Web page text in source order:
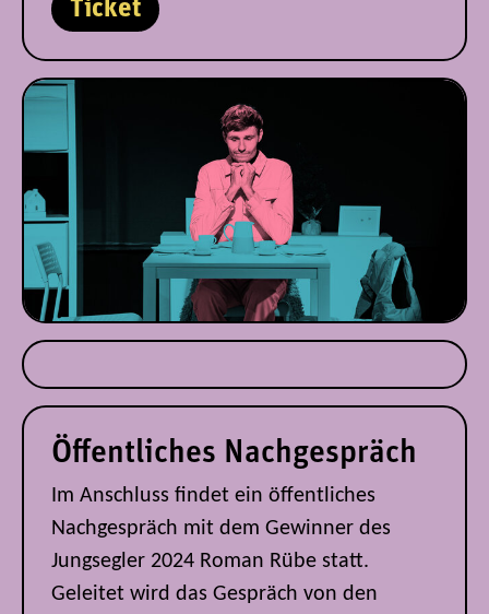
Ticket
Öffentliches Nachgespräch
Im Anschluss findet ein öffentliches
Nachgespräch mit dem Gewinner des
Jungsegler 2024 Roman Rübe statt.
Geleitet wird das Gespräch von den